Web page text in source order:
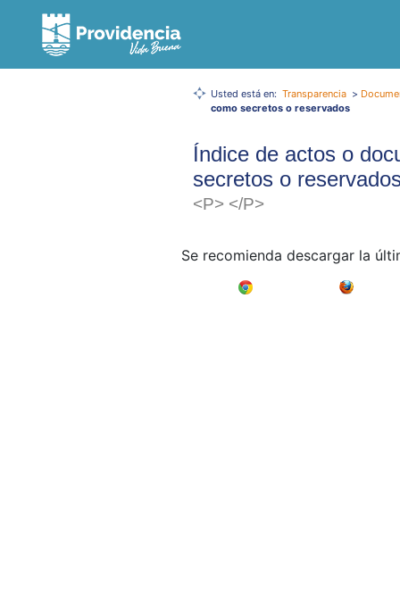
Usted está en: Transparencia >
como secretos o reservados
Índice de actos o
secretos o
<P> </P>
Se recomienda descargar la